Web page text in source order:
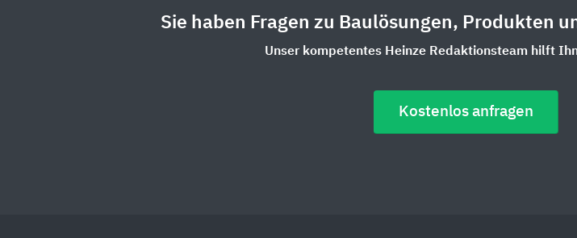
Sie haben Fragen zu Baulösungen, Produkten
Unser kompetentes Heinze Redaktionsteam hilft
Kostenlos anfragen